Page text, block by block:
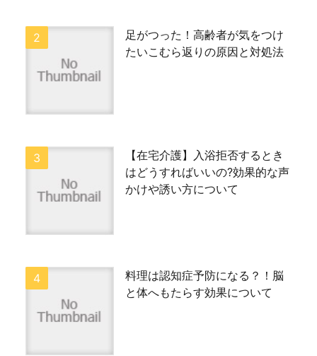
足がつった！高齢者が気をつけ
たいこむら返りの原因と対処法
【在宅介護】入浴拒否するとき
はどうすればいいの?効果的な声
かけや誘い方について
料理は認知症予防になる？！脳
と体へもたらす効果について